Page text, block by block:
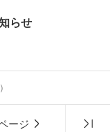
らせ
ージ